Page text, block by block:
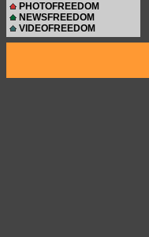
PHOTOFREEDOM
NEWSFREEDOM
VIDEOFREEDOM